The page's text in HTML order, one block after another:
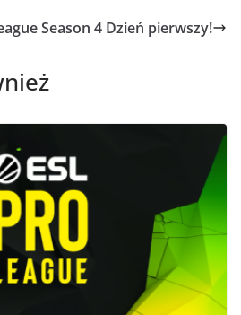
Season 4 Dzień pierwszy!